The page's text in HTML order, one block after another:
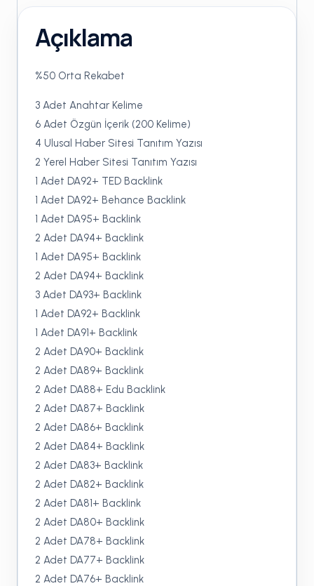
Açıklama
%50 Orta Rekabet
3 Adet Anahtar Kelime
6 Adet Özgün İçerik (200 Kelime)
4 Ulusal Haber Sitesi Tanıtım Yazısı
2 Yerel Haber Sitesi Tanıtım Yazısı
1 Adet DA92+ TED Backlink
1 Adet DA92+ Behance Backlink
1 Adet DA95+ Backlink
2 Adet DA94+ Backlink
1 Adet DA95+ Backlink
2 Adet DA94+ Backlink
3 Adet DA93+ Backlink
1 Adet DA92+ Backlink
1 Adet DA91+ Backlink
2 Adet DA90+ Backlink
2 Adet DA89+ Backlink
2 Adet DA88+ Edu Backlink
2 Adet DA87+ Backlink
2 Adet DA86+ Backlink
2 Adet DA84+ Backlink
2 Adet DA83+ Backlink
2 Adet DA82+ Backlink
2 Adet DA81+ Backlink
2 Adet DA80+ Backlink
2 Adet DA78+ Backlink
2 Adet DA77+ Backlink
2 Adet DA76+ Backlink